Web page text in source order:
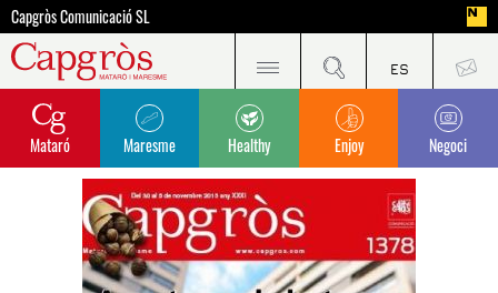
Capgròs Comunicació SL
Mataró Maresme Healthy Enjoy Negoci